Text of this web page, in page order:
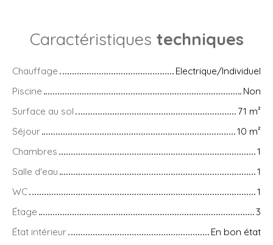
Caractéristiques techniques
Chauffage
Electrique/Individuel
Piscine
Non
Surface au sol
71 m²
Séjour
10 m²
Chambres
1
Salle d'eau
1
WC
1
Étage
3
État intérieur
En bon état